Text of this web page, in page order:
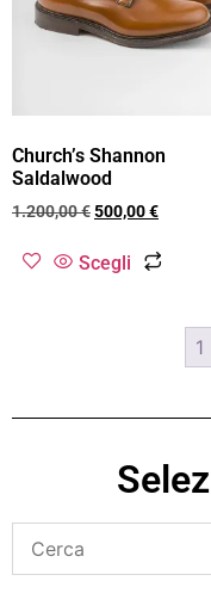
Church’s Shannon
Saldalwood
1.200,00€500,00€
Scegli
1